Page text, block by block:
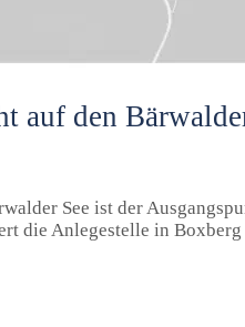
auf den
See ist der
die Anlegestelle in